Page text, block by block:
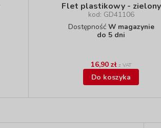
Flet plastikowy - zielony
kod: GD41106
Dostępność W magazynie
do 5 dni
16,90 zł z VAT
Do koszyka